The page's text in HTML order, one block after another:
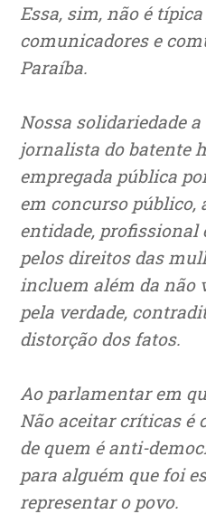
Essa, sim, não é
comunicadores e
Paraíba.
Nossa solidariedade
jornalista do batente
empregada pública
em concurso público,
entidade, profissional
pelos direitos das
incluem além da não
pela verdade,
distorção dos fatos.
Ao parlamentar em
Não aceitar críticas é
de quem é anti-
para alguém que foi
representar o povo.